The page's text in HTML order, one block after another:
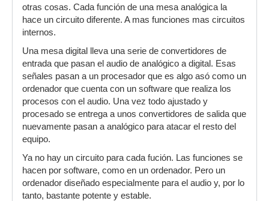
otras cosas. Cada función de una mesa analógica la
hace un circuito diferente. A mas funciones mas circuitos
internos.
Una mesa digital lleva una serie de convertidores de
entrada que pasan el audio de analógico a digital. Esas
señales pasan a un procesador que es algo asó como un
ordenador que cuenta con un software que realiza los
procesos con el audio. Una vez todo ajustado y
procesado se entrega a unos convertidores de salida que
nuevamente pasan a analógico para atacar el resto del
equipo.
Ya no hay un circuito para cada fución. Las funciones se
hacen por software, como en un ordenador. Pero un
ordenador diseñado especialmente para el audio y, por lo
tanto, bastante potente y estable.